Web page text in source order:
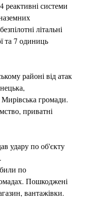
реактивні системи
літальні
та 7 одиниць
районі від атак
громади.
приватні
удару по об'єкту
по
Пошкоджені
вантажівки.